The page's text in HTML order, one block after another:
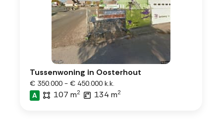
Tussenwoning in Oosterhout
€ 350.000 - € 450.000 k.k.
A
107 m2 134 m2